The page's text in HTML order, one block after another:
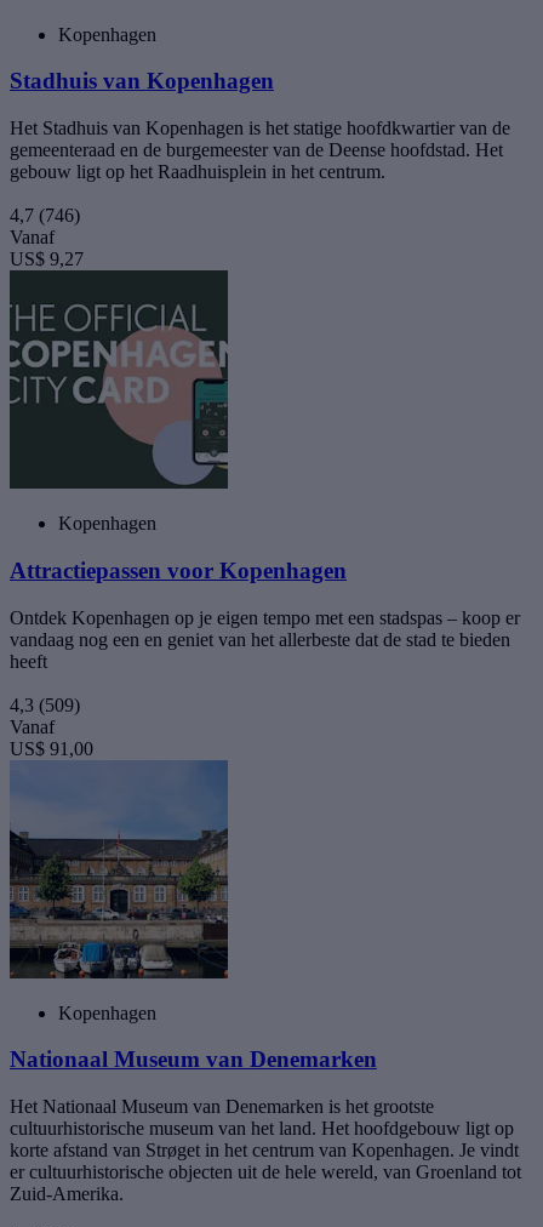
Kopenhagen
Stadhuis van Kopenhagen
Het Stadhuis van Kopenhagen is het statige hoofdkwartier van de
gemeenteraad en de burgemeester van de Deense hoofdstad. Het
gebouw ligt op het Raadhuisplein in het centrum.
4,7 (746)
Vanaf
US$ 9,27
Kopenhagen
Attractiepassen voor Kopenhagen
Ontdek Kopenhagen op je eigen tempo met een stadspas – koop er
vandaag nog een en geniet van het allerbeste dat de stad te bieden
heeft
4,3 (509)
Vanaf
US$ 91,00
Kopenhagen
Nationaal Museum van Denemarken
Het Nationaal Museum van Denemarken is het grootste
cultuurhistorische museum van het land. Het hoofdgebouw ligt op
korte afstand van Strøget in het centrum van Kopenhagen. Je vindt
er cultuurhistorische objecten uit de hele wereld, van Groenland tot
Zuid-Amerika.